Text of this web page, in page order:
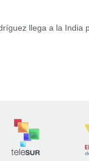
llega a la India